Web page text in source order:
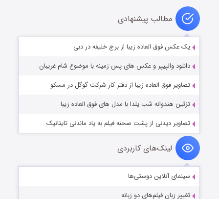
مطالب پیشنهادی
یک عکس فوق العاده زیبا از برج خلیفه در دبی
دانلود والپیپر و عکس های پس زمینه با موضوع شام غریبان
تصاویر فوق العاده زیبا از دفتر کار شرکت گوگل در مسکو
تزئین هندوانه شب یلدا با مدل های فوق العاده زیبا
تصاویر دیدنی از پشت صحنه فیلم به یاد ماندنی تایتانیک
لینک‌های کاربردی
سینمای آنلاین دوستی‌ها
تغییر زبان فیلم‌های دو زبانه